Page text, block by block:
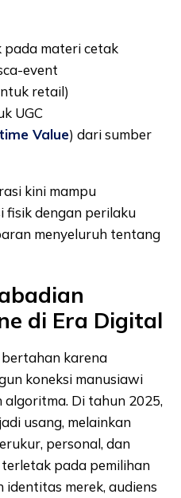
pada materi cetak
event
retail)
UGC
Value) dari sumber
kini mampu
fisik dengan perilaku
menyeluruh tentang
di Era Digital
karena
koneksi manusiawi
Di tahun 2025,
usang, melainkan
personal, dan
pada pemilihan
merek, audiens